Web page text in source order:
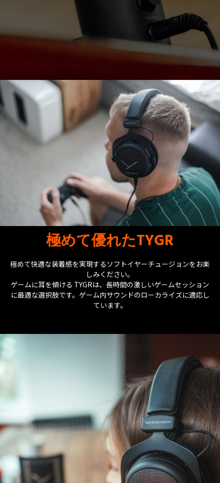
極めて優れたTYGR
極めて快適な装着感を実現するソフトイヤーチュージョンをお楽
しみください。
ゲームに耳を傾ける TYGRは、長時間の激しいゲームセッション
に最適な選択肢です。ゲーム内サウンドのローカライズに適応し
ています。